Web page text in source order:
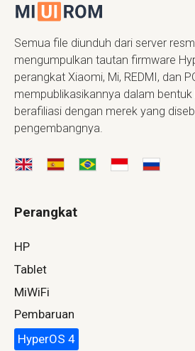
Semua file diunduh dari server
mengumpulkan tautan firmware
perangkat Xiaomi, Mi, REDMI, dan
mempublikasikannya dalam
berafiliasi dengan merek yang
pengembangnya.
Perangkat
HP
Tablet
MiWiFi
Pembaruan
HyperOS 4